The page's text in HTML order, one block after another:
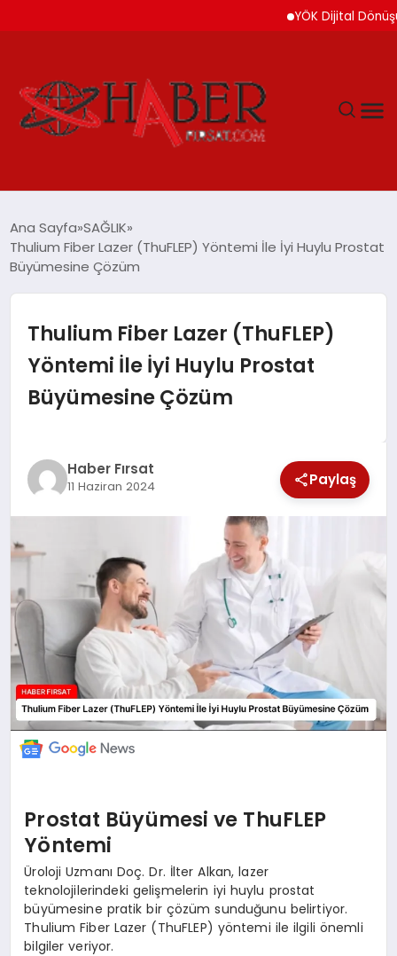
YÖK Dijital Dönüşüm
SPOR
SAĞLIK
MAGAZİN
Ana Sayfa SAĞLIK
Thulium Fiber Lazer (ThuFLEP) Yöntemi İle İyi Huylu Prostat
Büyümesine Çözüm
Thulium Fiber Lazer (ThuFLEP)
Yöntemi İle İyi Huylu Prostat
Büyümesine Çözüm
Haber Fırsat
11 Haziran 2024 Paylaş
Prostat Büyümesi ve ThuFLEP
Yöntemi
Üroloji Uzmanı Doç. Dr. İlter Alkan, lazer
teknolojilerindeki gelişmelerin iyi huylu prostat
büyümesine pratik bir çözüm sunduğunu belirtiyor.
Thulium Fiber Lazer (ThuFLEP) yöntemi ile ilgili önemli
bilgiler veriyor.